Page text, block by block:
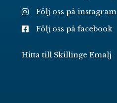
Följ oss på instagram
Följ oss på facebook
Hitta till Skillinge Emalj